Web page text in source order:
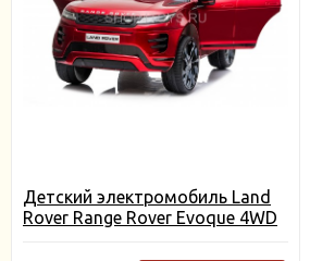
Детский электромобиль Land
Rover Range Rover Evoque 4WD